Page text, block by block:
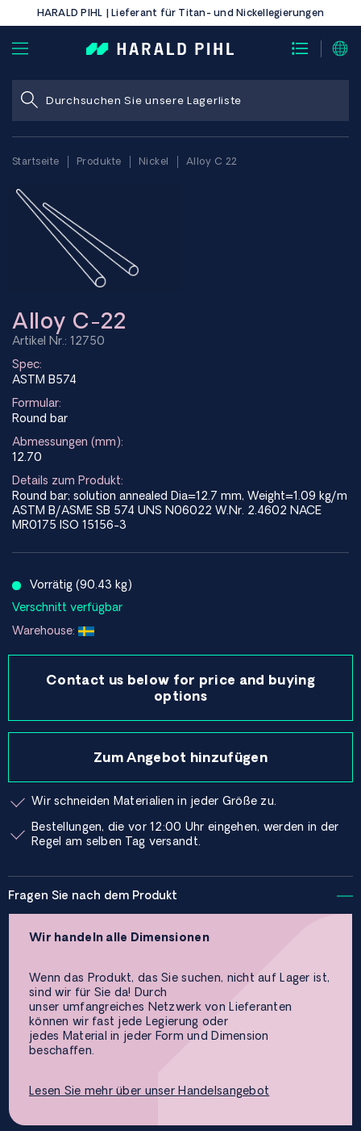
HARALD PIHL | Lieferant für Titan- und Nickellegierungen
Startseite Produkte Nickel Alloy C 22
Alloy C-22
Artikel Nr.: 12750
Spec:
ASTM B574
Formular:
Round bar
Abmessungen (mm):
12.70
Details zum Produkt:
Round bar; solution annealed Dia=12.7 mm, Weight=1.09 kg/m
ASTM B/ASME SB 574 UNS N06022 W.Nr. 2.4602 NACE
MR0175 ISO 15156-3
Vorrätig (90.43 kg)
Verschnitt verfügbar
Warehouse:
Contact us below for price and buying
options
Zum Angebot hinzufügen
Wir schneiden Materialien in jeder Größe zu.
Bestellungen, die vor 12:00 Uhr eingehen, werden in der
Regel am selben Tag versandt.
Fragen Sie nach dem Produkt
Wir handeln alle Dimensionen
Wenn das Produkt, das Sie suchen, nicht auf Lager ist,
sind wir für Sie da! Durch
unser umfangreiches Netzwerk von Lieferanten
können wir fast jede Legierung oder
jedes Material in jeder Form und Dimension
beschaffen.
Lesen Sie mehr über unser Handelsangebot